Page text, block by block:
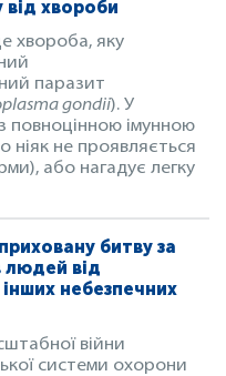
від хвороби
хвороба, яку
паразит
gondii). У
повноцінною імунною
ніяк не проявляється
або нагадує легку
битву за
людей від
небезпечних
війни
системи охорони